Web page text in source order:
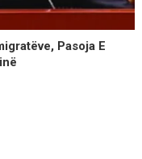
Pasoja E